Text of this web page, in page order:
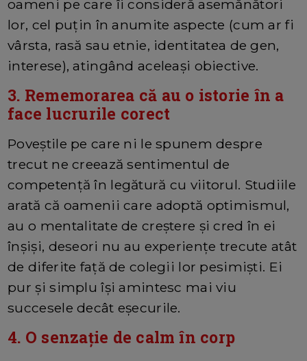
oameni pe care îi consideră asemănători
lor, cel puțin în anumite aspecte (cum ar fi
vârsta, rasă sau etnie, identitatea de gen,
interese), atingând aceleași obiective.
3. Rememorarea că au o istorie în a
face lucrurile corect
Poveștile pe care ni le spunem despre
trecut ne creează sentimentul de
competență în legătură cu viitorul. Studiile
arată că oamenii care adoptă optimismul,
au o mentalitate de creștere și cred în ei
înșiși, deseori nu au experiențe trecute atât
de diferite față de colegii lor pesimiști. Ei
pur și simplu își amintesc mai viu
succesele decât eșecurile.
4. O senzație de calm în corp